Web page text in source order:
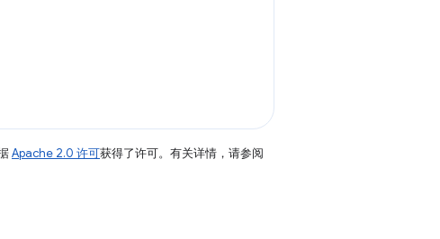
Apache 2.0 许可获得了许可。有关详情，请参阅